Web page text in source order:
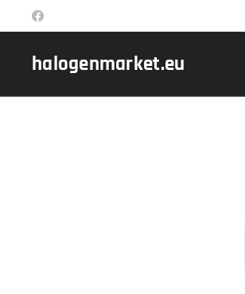
halogenmarket.eu